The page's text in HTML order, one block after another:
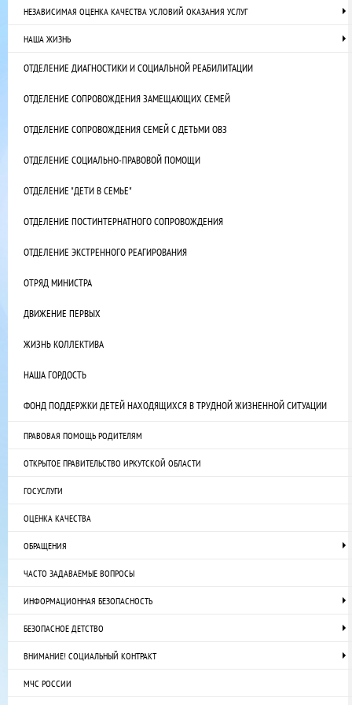
НЕЗАВИСИМАЯ ОЦЕНКА КАЧЕСТВА УСЛОВИЙ ОКАЗАНИЯ УСЛУГ
НАША ЖИЗНЬ
ОТДЕЛЕНИЕ ДИАГНОСТИКИ И СОЦИАЛЬНОЙ РЕАБИЛИТАЦИИ
ОТДЕЛЕНИЕ СОПРОВОЖДЕНИЯ ЗАМЕЩАЮЩИХ СЕМЕЙ
ОТДЕЛЕНИЕ СОПРОВОЖДЕНИЯ СЕМЕЙ С ДЕТЬМИ ОВЗ
ОТДЕЛЕНИЕ СОЦИАЛЬНО-ПРАВОВОЙ ПОМОЩИ
ОТДЕЛЕНИЕ "ДЕТИ В СЕМЬЕ"
ОТДЕЛЕНИЕ ПОСТИНТЕРНАТНОГО СОПРОВОЖДЕНИЯ
ОТДЕЛЕНИЕ ЭКСТРЕННОГО РЕАГИРОВАНИЯ
ОТРЯД МИНИСТРА
ДВИЖЕНИЕ ПЕРВЫХ
ЖИЗНЬ КОЛЛЕКТИВА
НАША ГОРДОСТЬ
ФОНД ПОДДЕРЖКИ ДЕТЕЙ НАХОДЯЩИХСЯ В ТРУДНОЙ ЖИЗНЕННОЙ СИТУАЦИИ
ПРАВОВАЯ ПОМОЩЬ РОДИТЕЛЯМ
ОТКРЫТОЕ ПРАВИТЕЛЬСТВО ИРКУТСКОЙ ОБЛАСТИ
ГОСУСЛУГИ
ОЦЕНКА КАЧЕСТВА
ОБРАЩЕНИЯ
ЧАСТО ЗАДАВАЕМЫЕ ВОПРОСЫ
ИНФОРМАЦИОННАЯ БЕЗОПАСНОСТЬ
БЕЗОПАСНОЕ ДЕТСТВО
ВНИМАНИЕ! СОЦИАЛЬНЫЙ КОНТРАКТ
МЧС РОССИИ